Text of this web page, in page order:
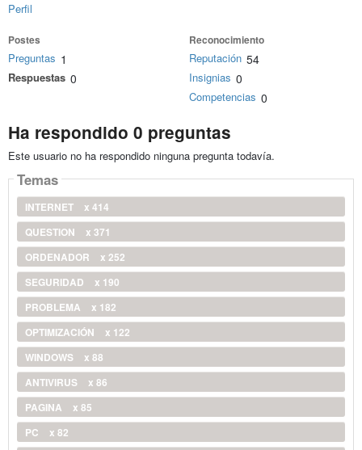
Perfil
Postes
Preguntas 1
Respuestas 0
Reconocimiento
Reputación 54
Insignias 0
Competencias 0
Ha respondido 0 preguntas
Este usuario no ha respondido ninguna pregunta todavía.
Temas
INTERNET
x 414
QUESTION
x 371
ORDENADOR
x 252
SEGURIDAD
x 190
PROBLEMA
x 182
OPTIMIZACIÓN
x 122
WINDOWS
x 88
ANTIVIRUS
x 86
PAGINA
x 85
PC
x 82